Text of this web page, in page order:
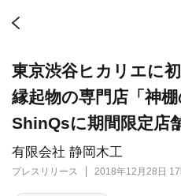
有限会社 静岡木工
プレスリリース 2018年12月28日
東京渋谷ヒカリエに
縁起物の専門店「神
ShinQsに期間限定店